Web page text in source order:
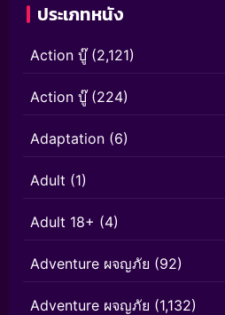
ประเภทหนัง
Action บู๊(2,121)
Action บู๊(224)
Adaptation (6)
Adult (1)
Adult 18+ (4)
Adventure ผจญภัย (92)
Adventure ผจญภัย (1,132)